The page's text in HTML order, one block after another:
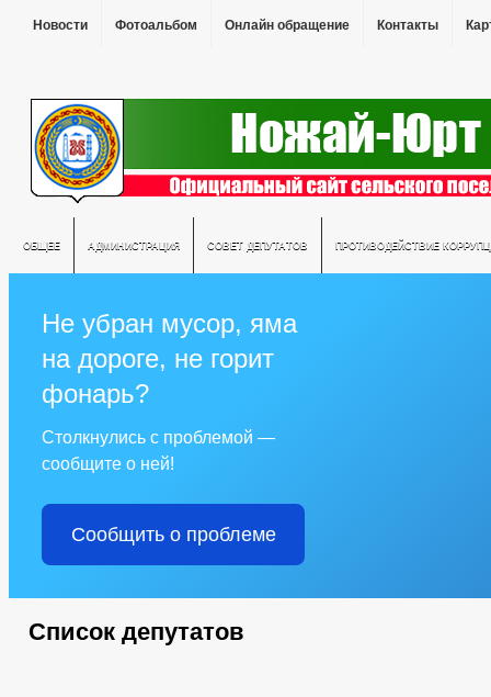
Новости Фотоальбом Онлайн обращение Контакты
ОБЩЕЕ АДМИНИСТРАЦИЯ СОВЕТ ДЕПУТАТОВ ПРОТИВОДЕЙСТВИЕ
Не убран мусор, яма
на дороге, не горит
фонарь?
Столкнулись с проблемой —
сообщите о ней!
Сообщить о проблеме
Список депутатов